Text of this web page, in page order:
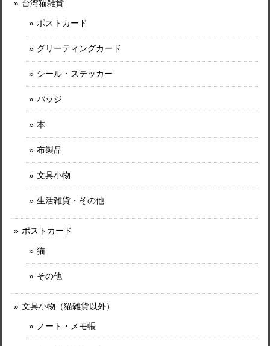
台湾猫雑貨
ポストカード
グリーティングカード
シール・ステッカー
バッジ
本
布製品
文具小物
生活雑貨・その他
ポストカード
猫
その他
文具小物（猫雑貨以外）
ノート・メモ帳